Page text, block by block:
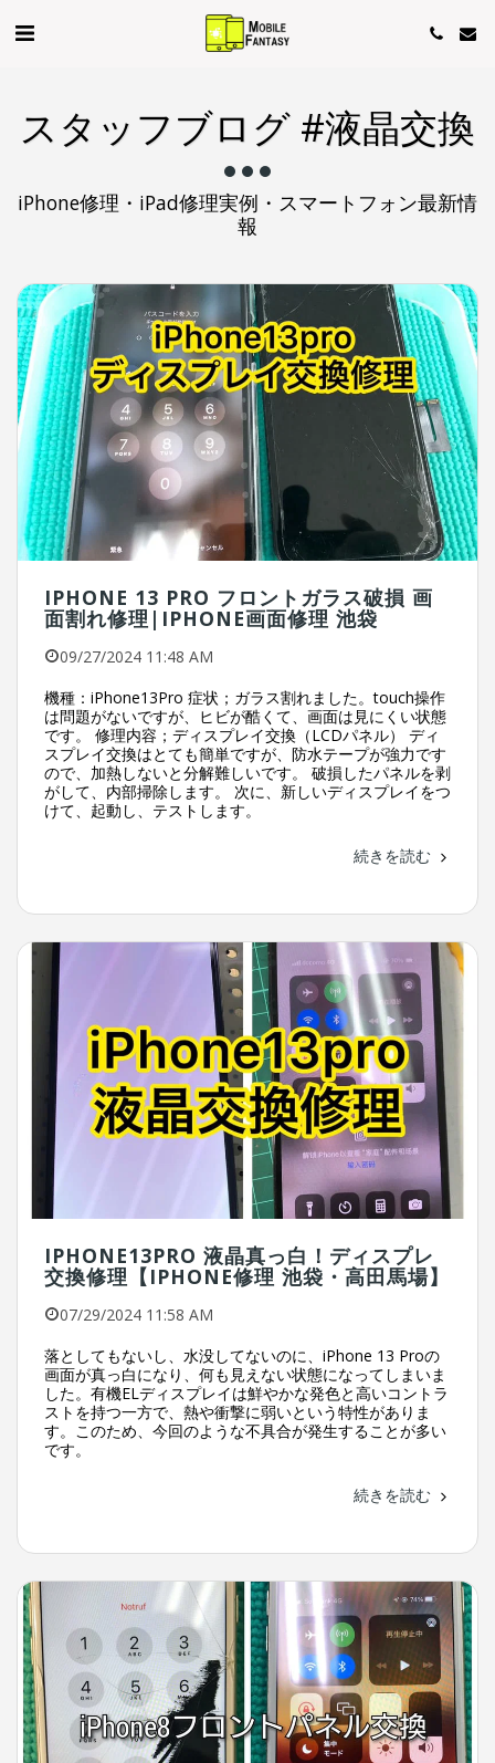
スタッフブログ #液晶交換
iPhone修理・iPad修理実例・スマートフォン最新情
報
IPHONE 13 PRO フロントガラス破損 画
面割れ修理|IPHONE画面修理 池袋
09/27/2024 11:48 AM
機種：iPhone13Pro 症状；ガラス割れました。touch操作
は問題がないですが、ヒビが酷くて、画面は見にくい状態
です。 修理内容；ディスプレイ交換（LCDパネル） ディ
スプレイ交換はとても簡単ですが、防水テープが強力です
ので、加熱しないと分解難しいです。 破損したパネルを剥
がして、内部掃除します。 次に、新しいディスプレイをつ
けて、起動し、テストします。
続きを読む
IPHONE13PRO 液晶真っ白！ディスプレ
交換修理【IPHONE修理 池袋・高田馬場】
07/29/2024 11:58 AM
落としてもないし、水没してないのに、iPhone 13 Proの
画面が真っ白になり、何も見えない状態になってしまいま
した。有機ELディスプレイは鮮やかな発色と高いコントラ
ストを持つ一方で、熱や衝撃に弱いという特性がありま
す。このため、今回のような不具合が発生することが多い
です。
続きを読む